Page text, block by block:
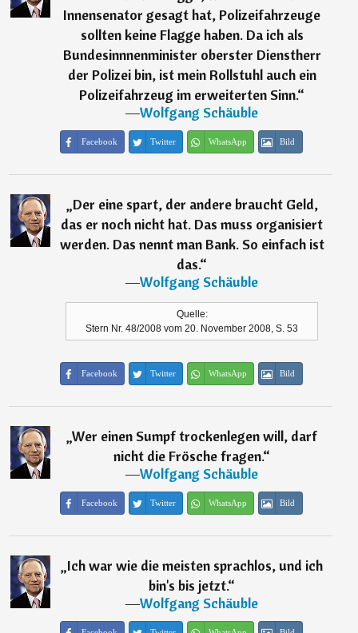
Innensenator gesagt hat, Polizeifahrzeuge
sollten keine Flagge haben. Da ich als
Bundesinnnenminister oberster Dienstherr
der Polizei bin, ist mein Rollstuhl auch ein
Polizeifahrzeug im erweiterten Sinn.“
―Wolfgang Schäuble
Facebook Twitter WhatsApp Bild
„Der eine spart, der andere braucht Geld,
das er noch nicht hat. Das muss organisiert
werden. Das nennt man Bank. So einfach ist
das.“
―Wolfgang Schäuble
Quelle:
Stern Nr. 48/2008 vom 20. November 2008, S. 53
Facebook Twitter WhatsApp Bild
„Wer einen Sumpf trockenlegen will, darf
nicht die Frösche fragen.“
―Wolfgang Schäuble
Facebook Twitter WhatsApp Bild
„Ich war wie die meisten sprachlos, und ich
bin's bis jetzt.“
―Wolfgang Schäuble